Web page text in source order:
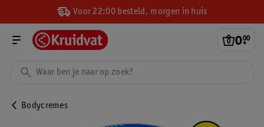
Voor 22:00 besteld, morgen in huis
0.
00
Bodycremes